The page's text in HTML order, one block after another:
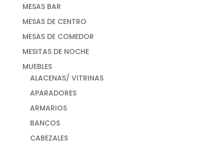
MESAS BAR
MESAS DE CENTRO
MESAS DE COMEDOR
MESITAS DE NOCHE
MUEBLES
ALACENAS/ VITRINAS
APARADORES
ARMARIOS
BANCOS
CABEZALES